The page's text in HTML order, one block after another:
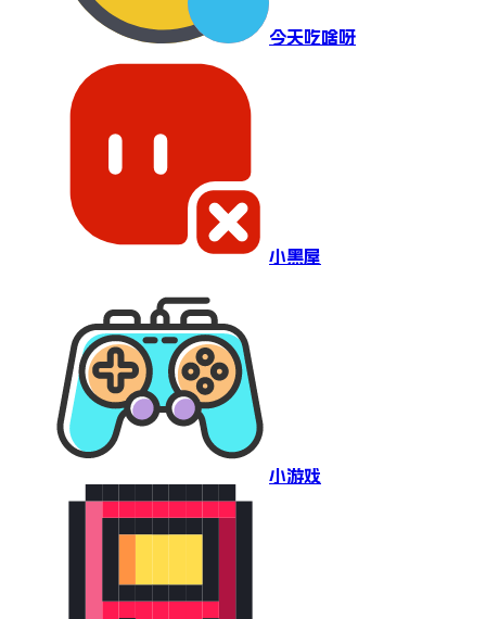
今天吃啥呀
小黑屋
小游戏